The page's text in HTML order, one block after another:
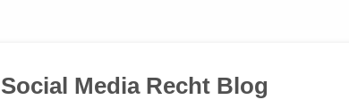
Social Media Recht Blog